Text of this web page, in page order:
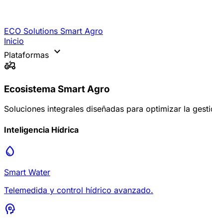
ECO Solutions Smart Agro
Inicio
Plataformas expand_more
agriculture
Ecosistema Smart Agro
Soluciones integrales diseñadas para optimizar la
Inteligencia Hídrica
water_drop
Smart Water
Telemedida y control hídrico avanzado.
psychology